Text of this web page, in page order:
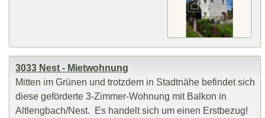
3033 Nest - Mietwohnung
Mitten im Grünen und trotzdem in Stadtnähe befindet sich
diese geförderte 3-Zimmer-Wohnung mit Balkon in
Altlengbach/Nest. Es handelt sich um einen Erstbezug!